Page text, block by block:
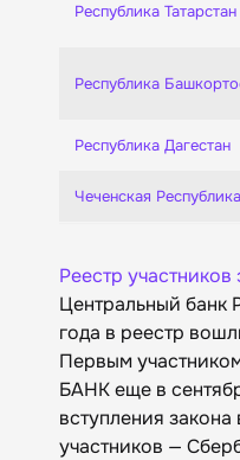
Республика Татарстан
Республика
Республика Дагестан
Чеченская Республика
Реестр
Центральный банк
года в реестр
Первым
БАНК еще в
вступления
участников —